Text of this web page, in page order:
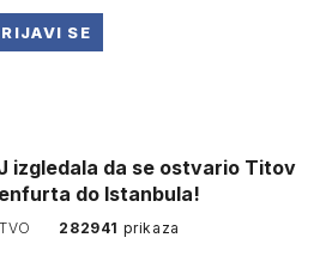
SE
izgledala da se ostvario Titov
do Istanbula!
282941 prikaza